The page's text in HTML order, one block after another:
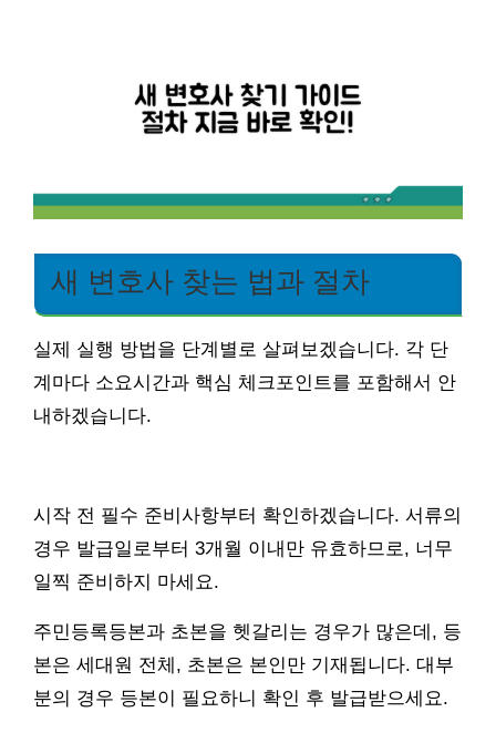
새 변호사 찾는 법과 절차
실제 실행 방법을 단계별로 살펴보겠습니다. 각 단
계마다 소요시간과 핵심 체크포인트를 포함해서 안
내하겠습니다.
시작 전 필수 준비사항부터 확인하겠습니다. 서류의
경우 발급일로부터 3개월 이내만 유효하므로, 너무
일찍 준비하지 마세요.
주민등록등본과 초본을 헷갈리는 경우가 많은데, 등
본은 세대원 전체, 초본은 본인만 기재됩니다. 대부
분의 경우 등본이 필요하니 확인 후 발급받으세요.